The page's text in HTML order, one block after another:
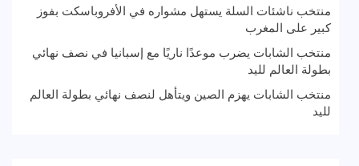
منتخب ناشئات السلة يستهل مشواره في الأفروباسكت بفوز
كبير على المغرب
منتخب الشابات يضرب موعدًا ناريًا مع إسبانيا في نصف نهائي
بطولة العالم لليد
منتخب الشابات يهزم الصين ويتأهل لنصف نهائي بطولة العالم
لليد